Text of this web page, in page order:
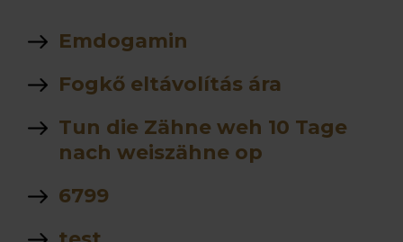
Emdogamin
Fogkő eltávolítás ára
Tun die Zähne weh 10 Tage
nach weiszähne op
6799